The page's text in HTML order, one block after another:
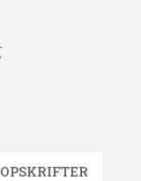
OPSKRIFTER